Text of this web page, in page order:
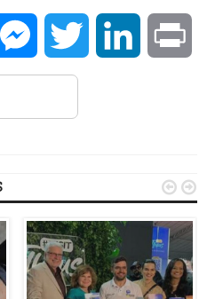
MessengerTwitter LinkedIn
 